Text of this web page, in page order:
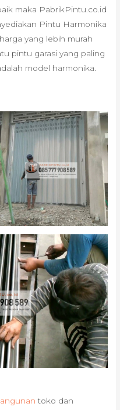
maka PabrikPintu.co.id
Pintu Harmonika
yang lebih murah
pintu garasi yang paling
model harmonika.
toko dan